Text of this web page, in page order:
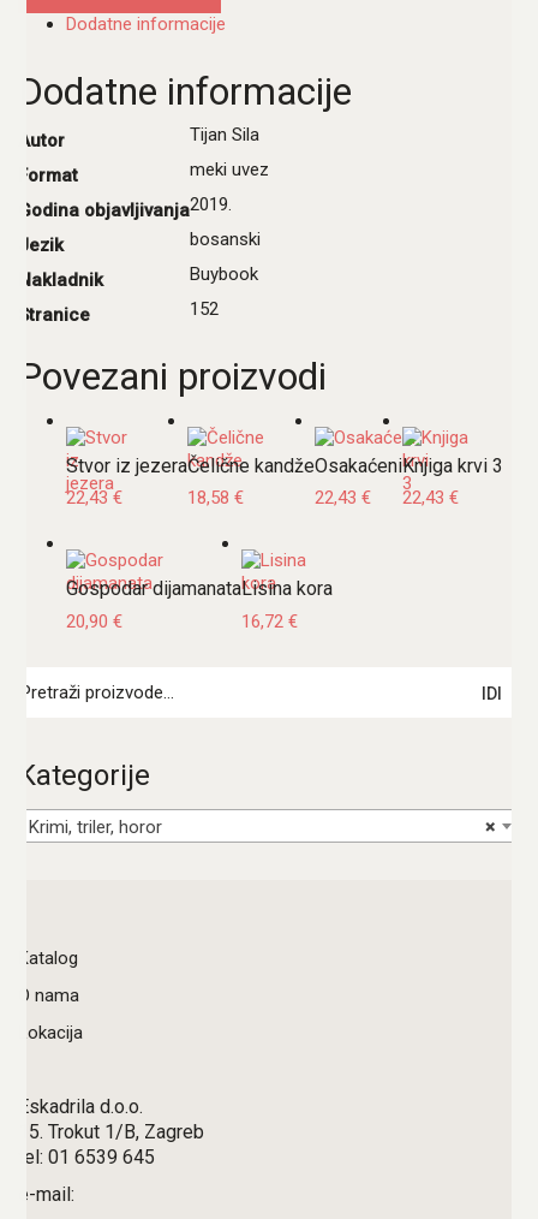
Dodatne informacije
Dodatne informacije
Autor
Tijan Sila
Format
meki uvez
Godina objavljivanja2019.
Jezik
bosanski
Nakladnik
Buybook
Stranice
152
Povezani proizvodi
Stvor iz jezera
22,43 €
Čelične kandže
18,58 €
Osakaćeni
22,43 €
Knjiga krvi 3
22,43 €
Gospodar dijamanata
20,90 €
Lisina kora
16,72 €
IDI
Kategorije
×
Krimi, triler, horor
Katalog
O nama
Lokacija
Eskadrila d.o.o.
15. Trokut 1/B, Zagreb
tel: 01 6539 645
e-mail: